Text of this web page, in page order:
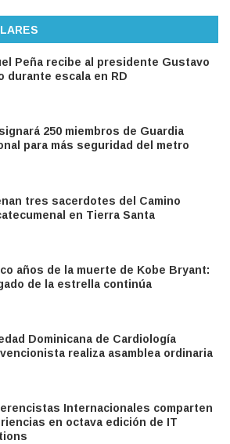
Peña recibe al presidente Gustavo
durante escala en RD
250 miembros de Guardia
para más seguridad del metro
tres sacerdotes del Camino
en Tierra Santa
años de la muerte de Kobe Bryant:
de la estrella continúa
Dominicana de Cardiología
realiza asamblea ordinaria
Internacionales comparten
en octava edición de IT